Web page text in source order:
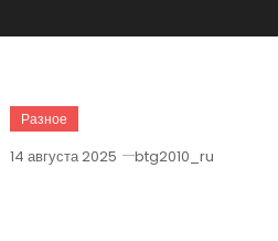
Разное
14 августа 2025 btg2010_ru